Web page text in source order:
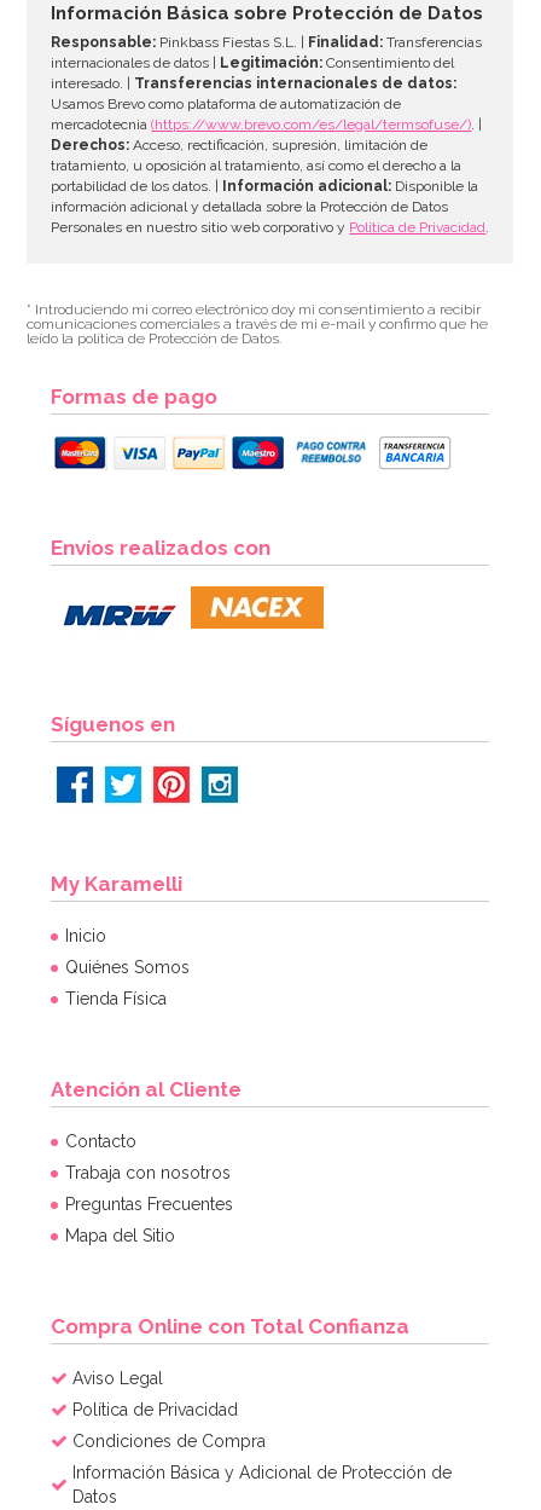
Información Básica sobre Protección de Datos
Responsable: Pinkbass Fiestas S.L. | Finalidad: Transferencias
internacionales de datos |
Legitimación: Consentimiento del
interesado. | Transferencias internacionales de datos:
Usamos Brevo como plataforma de automatización de
mercadotecnia(https://www.brevo.com/es/legal/termsofuse/). |
Derechos: Acceso, rectificación, supresión, limitación de
tratamiento, u oposición al tratamiento, así como el derecho a la
portabilidad de los datos. |
Información adicional: Disponible la
información adicional y detallada sobre la Protección de Datos
Personales en nuestro sitio web corporativo y Política de Privacidad.
* Introduciendo mi correo electrónico doy mi consentimiento a recibir
comunicaciones comerciales a través de mi e-mail y confirmo que he
leído la política de Protección de Datos.
Formas de pago
Envíos realizados con
Síguenos en
My Karamelli
Inicio
Quiénes Somos
Tienda Física
Atención al Cliente
Contacto
Trabaja con nosotros
Preguntas Frecuentes
Mapa del Sitio
Compra Online con Total Confianza
Aviso Legal
Política de Privacidad
Condiciones de Compra
Información Básica y Adicional de Protección de
Datos